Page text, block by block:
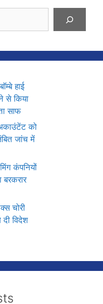
हाई
से किया
साफ
को
जांच में
कंपनियों
चोरी
विदेश